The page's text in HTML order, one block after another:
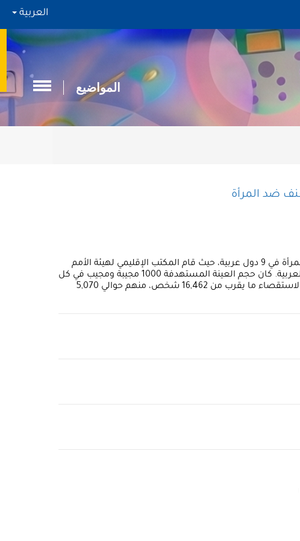
العربية
المواضيع
تمثل الوثيقة تقييم سريع حول تأثير جائحة كوفيد- 19 على الأعراف الاجتماعية القائمة على النوع الاجتماعي، والعنف ضد المرأة في 9 دول عربية، حيث قام المكتب الإقليمي لهيئة الأمم
المتحدة للمرأة للدول العربية بعقد شراكة مع شركة ريوي لإجراء استطلاع على شبكة الإنترنت في 9 دول في المنطقة العربية. كان حجم العينة المستهدفة 1000 مجيبة ومجيب في كل
دولة مع طبقتين تتكونان من 500 رجل و500 امرأة على الأقل؛ مع مستوى ثقة 97 ٪ وهامش خطأ 5٪. وشارك في هذا الاستقصاء ما يقرب من 16,462 شخص، منهم حوالي 5,070